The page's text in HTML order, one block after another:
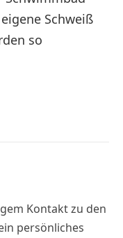
Schweiß
so
Kontakt zu den
persönliches